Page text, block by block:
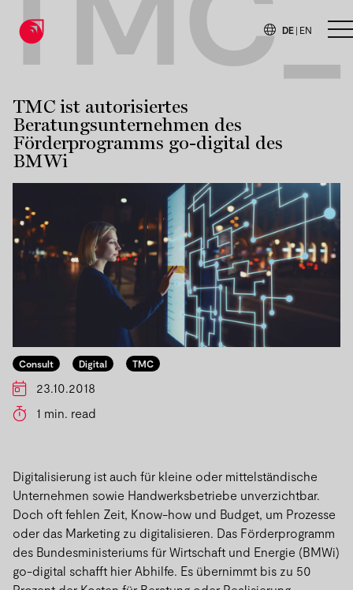
DE | EN
TMC ist autorisiertes
Beratungsunternehmen des
Förderprogramms go-digital des
BMWi
Consult Digital TMC
23.10.2018
1 min. read
Digitalisierung ist auch für kleine oder mittelständische
Unternehmen sowie Handwerksbetriebe unverzichtbar.
Doch oft fehlen Zeit, Know-how und Budget, um Prozesse
oder das Marketing zu digitalisieren. Das Förderprogramm
des Bundesministeriums für Wirtschaft und Energie (BMWi)
go-digital schafft hier Abhilfe. Es übernimmt bis zu 50